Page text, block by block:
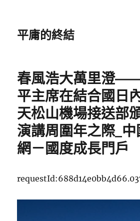
平庸的終結
春風浩大萬里澄
平主席在結合國日
天松山機場接送部
演講周圍年之際_
網－國度成長門戶